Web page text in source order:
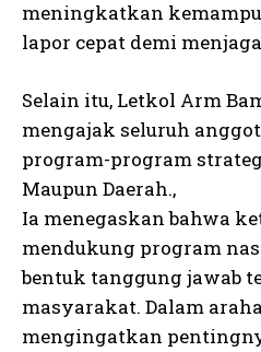
meningkatkan
lapor cepat demi
Selain itu, Letkol Arm
mengajak seluruh
program-program
Maupun Daerah.,
Ia menegaskan bahwa
mendukung program
bentuk tanggung jawab
masyarakat. Dalam
mengingatkan